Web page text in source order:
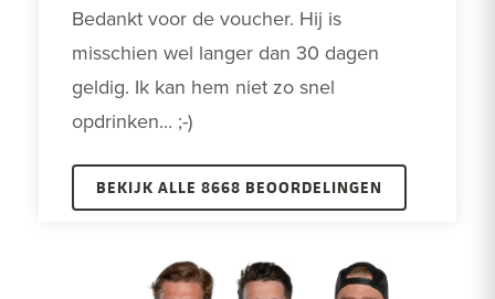
Bedankt voor de voucher. Hij is
misschien wel langer dan 30 dagen
geldig. Ik kan hem niet zo snel
opdrinken... ;-)
BEKIJK ALLE 8668 BEOORDELINGEN